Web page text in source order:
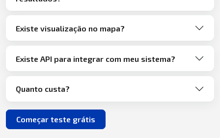
Existe visualização no mapa?
Existe API para integrar com meu sistema?
Quanto custa?
Começar teste grátis